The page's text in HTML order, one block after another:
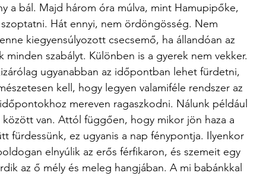
a bál. Majd három óra múlva, mint Hamupipőke,
Hát ennyi, nem ördöngösség. Nem
kiegyensúlyozott csecsemő, ha állandóan az
szabályt. Különben is a gyerek nem vekker.
ugyanabban az időpontban lehet fürdetni,
kell, hogy legyen valamiféle rendszer az
mereven ragaszkodni. Nálunk például
van. Attól függően, hogy mikor jön haza a
fürdessünk, ez ugyanis a nap fénypontja. Ilyenkor
elnyúlik az erős férfikaron, és szemeit egy
az ő mély és meleg hangjában. A mi babánkkal